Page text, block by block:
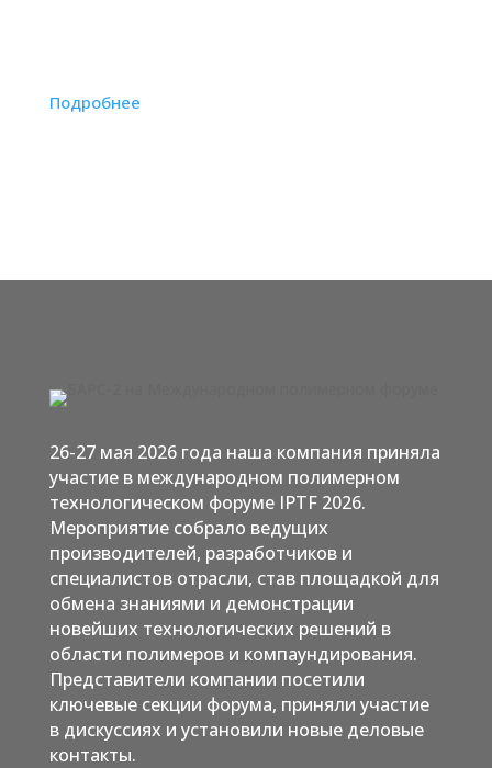
Подробнее
26-27 мая 2026 года наша компания приняла
участие в международном полимерном
технологическом форуме IPTF 2026.
Мероприятие собрало ведущих
производителей, разработчиков и
специалистов отрасли, став площадкой для
обмена знаниями и демонстрации
новейших технологических решений в
области полимеров и компаундирования.
Представители компании посетили
ключевые секции форума, приняли участие
в дискуссиях и установили новые деловые
контакты.